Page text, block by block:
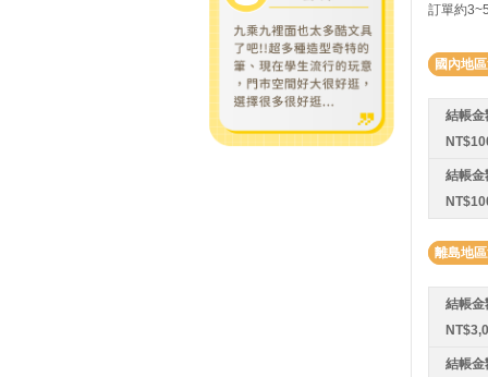
訂單約
國內地
結帳金
結帳金
離島地
結帳金
結帳金